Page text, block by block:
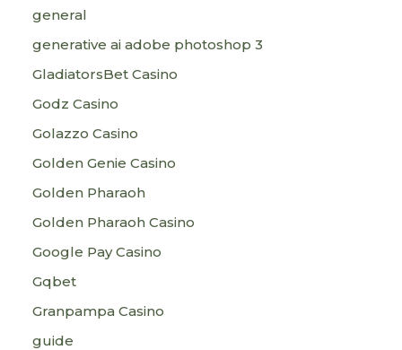
general
generative ai adobe photoshop 3
GladiatorsBet Casino
Godz Casino
Golazzo Casino
Golden Genie Casino
Golden Pharaoh
Golden Pharaoh Casino
Google Pay Casino
Gqbet
Granpampa Casino
guide